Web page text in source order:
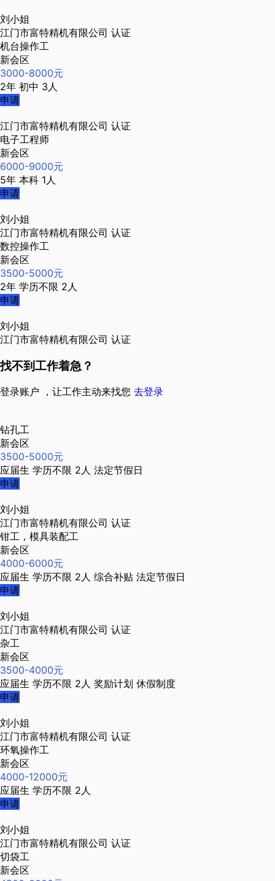
刘小姐
江门市富特精机有限公司 认证
机台操作工
新会区
3000-8000元
2年 初中 3人
申请
江门市富特精机有限公司 认证
电子工程师
新会区
6000-9000元
5年 本科 1人
申请
刘小姐
江门市富特精机有限公司 认证
数控操作工
新会区
3500-5000元
2年 学历不限 2人
申请
刘小姐
江门市富特精机有限公司 认证
找不到工作着急？
登录账户 ，让工作主动来找您 去登录
钻孔工
新会区
3500-5000元
应届生 学历不限 2人 法定节假日
申请
刘小姐
江门市富特精机有限公司 认证
钳工，模具装配工
新会区
4000-6000元
应届生 学历不限 2人 综合补贴 法定节假日
申请
刘小姐
江门市富特精机有限公司 认证
杂工
新会区
3500-4000元
应届生 学历不限 2人 奖励计划 休假制度
申请
刘小姐
江门市富特精机有限公司 认证
环氧操作工
新会区
4000-12000元
应届生 学历不限 2人
申请
刘小姐
江门市富特精机有限公司 认证
切袋工
新会区